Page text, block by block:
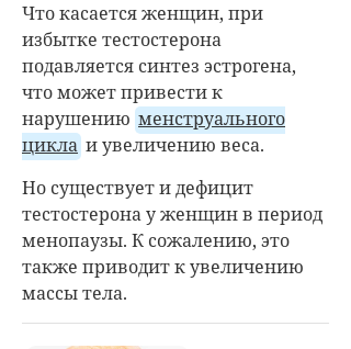
Что касается женщин, при
избытке тестостерона
подавляется синтез эстрогена,
что может привести к
нарушению менструального
цикла и увеличению веса.
Но существует и дефицит
тестостерона у женщин в период
менопаузы. К сожалению, это
также приводит к увеличению
массы тела.